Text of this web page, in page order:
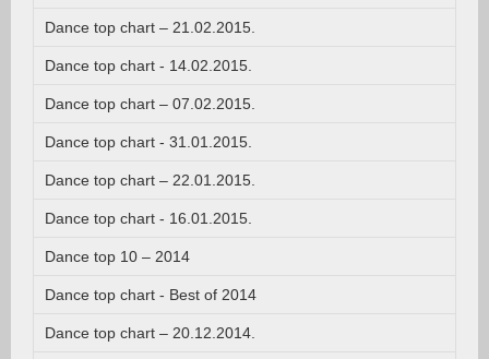
Dance top chart – 21.02.2015.
Dance top chart - 14.02.2015.
Dance top chart – 07.02.2015.
Dance top chart - 31.01.2015.
Dance top chart – 22.01.2015.
Dance top chart - 16.01.2015.
Dance top 10 – 2014
Dance top chart - Best of 2014
Dance top chart – 20.12.2014.